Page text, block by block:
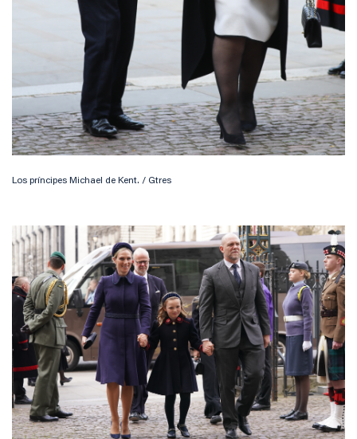
Los príncipes Michael de Kent. / Gtres